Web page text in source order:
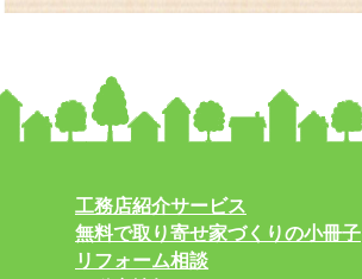
工務店紹介サービス
無料で取り寄せ家づくりの小冊子
リフォーム相談